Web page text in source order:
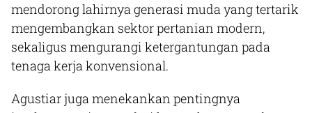
mendorong lahirnya generasi muda yang tertarik
mengembangkan sektor pertanian modern,
sekaligus mengurangi ketergantungan pada
tenaga kerja konvensional.
Agustiar juga menekankan pentingnya